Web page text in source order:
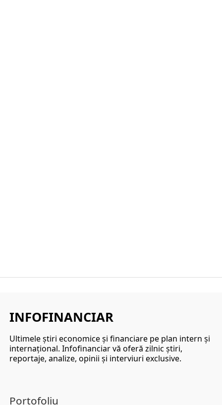
INFOFINANCIAR
Ultimele ştiri economice şi financiare pe plan intern şi
internaţional. Infofinanciar vă oferă zilnic ştiri,
reportaje, analize, opinii şi interviuri exclusive.
Portofoliu